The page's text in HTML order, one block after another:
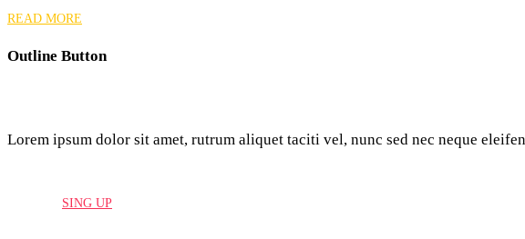
READ MORE
Outline Button
Lorem ipsum dolor sit amet, rutrum aliquet taciti vel, nunc sed nec neque
SING UP